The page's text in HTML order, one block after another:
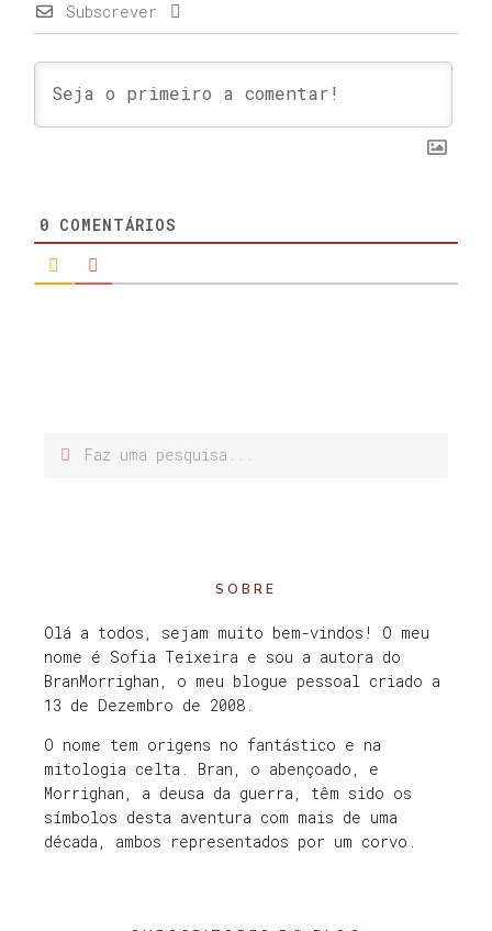
Subscrever
0 COMENTÁRIOS
SOBRE
Olá a todos, sejam muito bem-vindos! O meu
nome é Sofia Teixeira e sou a autora do
BranMorrighan, o meu blogue pessoal criado a
13 de Dezembro de 2008.
O nome tem origens no fantástico e na
mitologia celta. Bran, o abençoado, e
Morrighan, a deusa da guerra, têm sido os
símbolos desta aventura com mais de uma
década, ambos representados por um corvo.